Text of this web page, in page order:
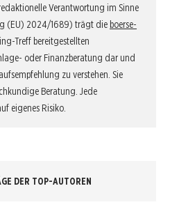
Verantwortung im Sinne
(EU) 2024/1689) trägt die boerse-
Treff bereitgestellten
oder Finanzberatung dar und
zu verstehen. Sie
Beratung. Jede
eigenes Risiko.
DER TOP-AUTOREN